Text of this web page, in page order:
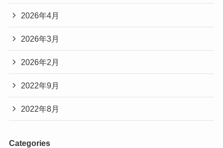
2026年4月
2026年3月
2026年2月
2022年9月
2022年8月
Categories